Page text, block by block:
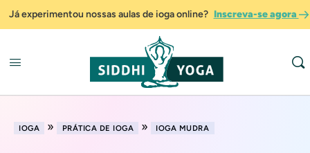
Já experimentou nossas aulas de ioga online? Inscreva-se agora
IOGA » PRÁTICA DE IOGA » IOGA MUDRA